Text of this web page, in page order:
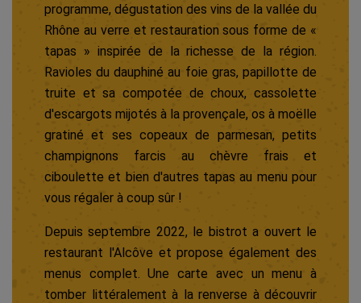
programme, dégustation des vins de la vallée du
Rhône au verre et restauration sous forme de «
tapas » inspirée de la richesse de la région.
Ravioles du dauphiné au foie gras, papillotte de
truite et sa compotée de choux, cassolette
d'escargots mijotés à la provençale, os à moëlle
gratiné et ses copeaux de parmesan, petits
champignons farcis au chèvre frais et
ciboulette et bien d'autres tapas au menu pour
vous régaler à coup sûr !
Depuis septembre 2022, le bistrot a ouvert le
restaurant l'Alcôve et propose également des
menus complet. Une carte avec un menu à
tomber littéralement à la renverse à découvrir